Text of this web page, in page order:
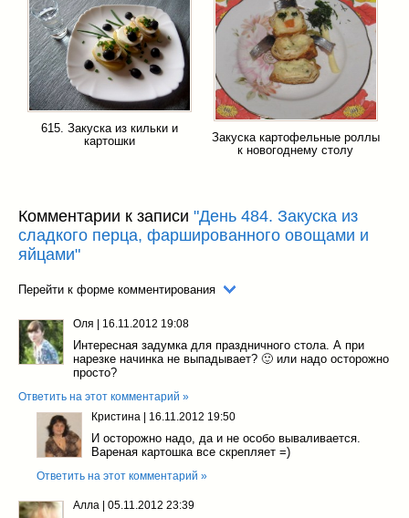
615. Закуска из кильки и
картошки
Закуска картофельные роллы
к новогоднему столу
Комментарии к записи "День 484. Закуска из
сладкого перца, фаршированного овощами и
яйцами"
Перейти к форме комментирования
Оля | 16.11.2012 19:08
Интересная задумка для праздничного стола. А при
нарезке начинка не выпадывает? 🙂 или надо осторожно
просто?
Ответить на этот комментарий »
Кристина | 16.11.2012 19:50
И осторожно надо, да и не особо вываливается.
Вареная картошка все скрепляет =)
Ответить на этот комментарий »
Алла | 05.11.2012 23:39